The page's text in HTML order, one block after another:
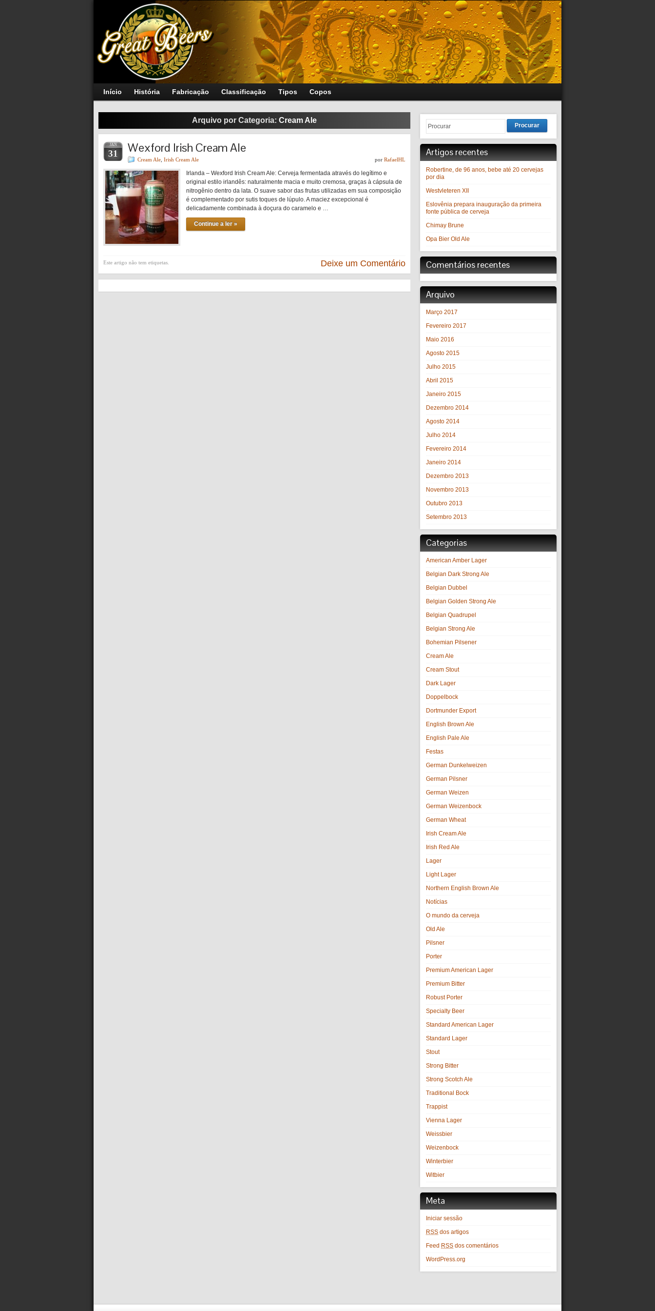
Início História Fabricação Classificação Tipos Copos
Arquivo por Categoria: Cream Ale
JAN
31 Wexford Irish Cream Ale
Cream Ale Irish Cream Ale por RafaelHL
Irlanda – Wexford Irish Cream Ale: Cerveja fermentada através do legítimo e
original estilo irlandês: naturalmente macia e muito cremosa, graças à cápsula de
nitrogênio dentro da lata. O suave sabor das frutas utilizadas em sua composição
é complementado por sutis toques de lúpulo. A maciez excepcional é
delicadamente combinada à doçura do caramelo e …
Continue a ler »
Este artigo não tem etiquetas. Deixe um Comentário
Procurar
Artigos recentes
Robertine, de 96 anos, bebe até 20 cervejas
por dia
Westvleteren XII
Eslovênia prepara inauguração da primeira
fonte pública de cerveja
Chimay Brune
Opa Bier Old Ale
Comentários recentes
Arquivo
Março 2017
Fevereiro 2017
Maio 2016
Agosto 2015
Julho 2015
Abril 2015
Janeiro 2015
Dezembro 2014
Agosto 2014
Julho 2014
Fevereiro 2014
Janeiro 2014
Dezembro 2013
Novembro 2013
Outubro 2013
Setembro 2013
Categorias
American Amber Lager
Belgian Dark Strong Ale
Belgian Dubbel
Belgian Golden Strong Ale
Belgian Quadrupel
Belgian Strong Ale
Bohemian Pilsener
Cream Ale
Cream Stout
Dark Lager
Doppelbock
Dortmunder Export
English Brown Ale
English Pale Ale
Festas
German Dunkelweizen
German Pilsner
German Weizen
German Weizenbock
German Wheat
Irish Cream Ale
Irish Red Ale
Lager
Light Lager
Northern English Brown Ale
Notícias
O mundo da cerveja
Old Ale
Pilsner
Porter
Premium American Lager
Premium Bitter
Robust Porter
Specialty Beer
Standard American Lager
Standard Lager
Stout
Strong Bitter
Strong Scotch Ale
Traditional Bock
Trappist
Vienna Lager
Weissbier
Weizenbock
Winterbier
Witbier
Meta
Iniciar sessão
RSS dos artigos
Feed RSS dos comentários
WordPress.org